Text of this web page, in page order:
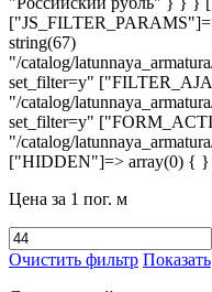
Цена за 1 пог. м
Очистить фильтр Показать